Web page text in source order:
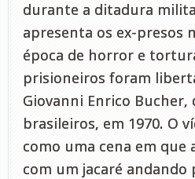
durante a ditadura
apresenta os ex-presos
época de horror e
prisioneiros foram
Giovanni Enrico
brasileiros, em 1970. O
como uma cena em que
com um jacaré andando